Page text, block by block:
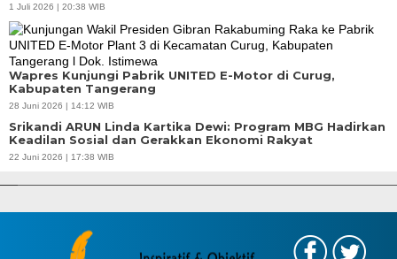
1 Juli 2026 | 20:38 WIB
Wapres Kunjungi Pabrik UNITED E-Motor di Curug,
Kabupaten Tangerang
28 Juni 2026 | 14:12 WIB
Srikandi ARUN Linda Kartika Dewi: Program MBG Hadirkan
Keadilan Sosial dan Gerakkan Ekonomi Rakyat
22 Juni 2026 | 17:38 WIB
APBD Tahun 2025 Anggarkan Rp200 Miliar | Program Makan Bergizi